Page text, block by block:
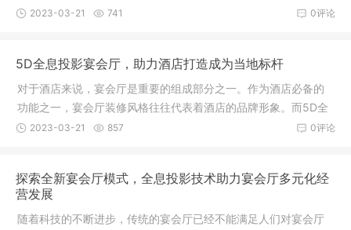
之中独立展现出自己的个性呢？那就让我们来看看全息宴会厅如
置，只需一块白墙就可
0评论
2023-03-21 741
5D全息投影宴会厅，助力酒店打造成为当地标杆
对于酒店来说，宴会厅是重要的组成部分之一。作为酒店必备的
功能之一，宴会厅装修风格往往代表着酒店的品牌形象。而5D全
息投影宴会厅是一个能营造沉浸式体验感的系统，它在传统投影
会厅，不仅能够呈现出
0评论
2023-03-21 857
探索全新宴会厅模式，全息投影技术助力宴会厅多元化经
营发展
随着科技的不断进步，传统的宴会厅已经不能满足人们对宴会厅